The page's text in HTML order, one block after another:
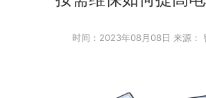
时间：2023年08月08日 来源：